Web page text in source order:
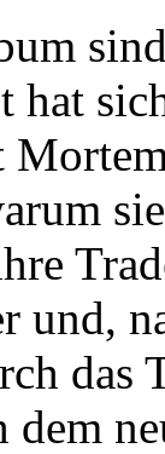
hat
und,
das
dem